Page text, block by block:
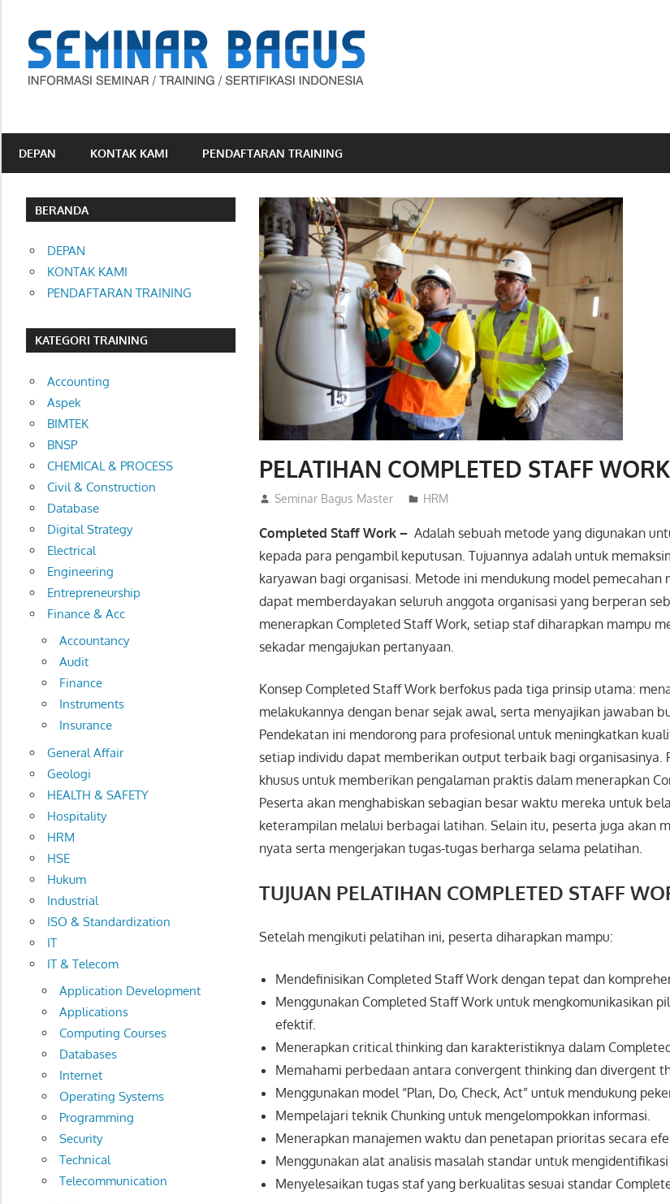
content
Indonesia
DEPAN KONTAK KAMI PENDAFTARAN TRAINING
PELATIHAN COMPLETED STAFF WORK
04/09/2025
Seminar Bagus Master HRM
Completed Staff Work –Adalah sebuah metode yang digunakan
kepada para pengambil keputusan. Tujuannya adalah untuk
karyawan bagi organisasi. Metode ini mendukung model pemecahan
dapat memberdayakan seluruh anggota organisasi yang berperan
menerapkan Completed Staff Work, setiap staf diharapkan mampu
sekadar mengajukan pertanyaan.
Konsep Completed Staff Work berfokus pada tiga prinsip utama:
melakukannya dengan benar sejak awal, serta menyajikan jawaban
Pendekatan ini mendorong para profesional untuk meningkatkan
setiap individu dapat memberikan output terbaik bagi organisasinya.
khusus untuk memberikan pengalaman praktis dalam menerapkan
Peserta akan menghabiskan sebagian besar waktu mereka untuk
keterampilan melalui berbagai latihan. Selain itu, peserta juga akan
nyata serta mengerjakan tugas-tugas berharga selama pelatihan.
TUJUAN PELATIHAN COMPLETED STAFF
Setelah mengikuti pelatihan ini, peserta diharapkan mampu:
Mendefinisikan Completed Staff Work dengan tepat dan
Menggunakan Completed Staff Work untuk mengkomunikasikan
efektif.
Menerapkan critical thinking dan karakteristiknya dalam
Memahami perbedaan antara convergent thinking dan divergent
Menggunakan model “Plan, Do, Check, Act” untuk mendukung
Mempelajari teknik Chunking untuk mengelompokkan informasi.
Menerapkan manajemen waktu dan penetapan prioritas secara
Menggunakan alat analisis masalah standar untuk
Menyelesaikan tugas staf yang berkualitas sesuai standar
BERANDA
DEPAN
KONTAK KAMI
PENDAFTARAN TRAINING
KATEGORI TRAINING
Accounting
Aspek
BIMTEK
BNSP
CHEMICAL & PROCESS
Civil & Construction
Database
Digital Strategy
Electrical
Engineering
Entrepreneurship
Finance & Acc
Accountancy
Audit
Finance
Instruments
Insurance
General Affair
Geologi
HEALTH & SAFETY
Hospitality
HRM
HSE
Hukum
Industrial
ISO & Standardization
IT
IT & Telecom
Application Development
Applications
Computing Courses
Databases
Internet
Operating Systems
Programming
Security
Technical
Telecommunication